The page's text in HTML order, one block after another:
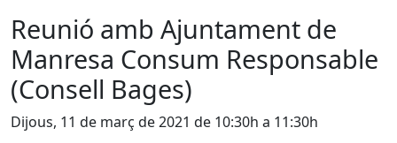
Reunió amb Ajuntament de
Manresa Consum Responsable
(Consell Bages)
Dijous, 11 de març de 2021 de 10:30h a 11:30h